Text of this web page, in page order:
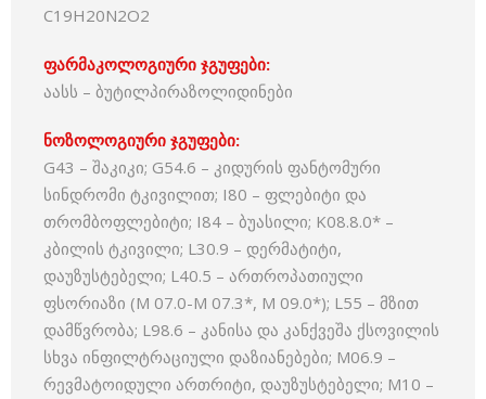
C19H20N2O2
ფარმაკოლოგიური ჯგუფები:
აასს – ბუტილპირაზოლიდინები
ნოზოლოგიური ჯგუფები:
G43 – შაკიკი; G54.6 – კიდურის ფანტომური
სინდრომი ტკივილით; I80 – ფლებიტი და
თრომბოფლებიტი; I84 – ბუასილი; K08.8.0* –
კბილის ტკივილი; L30.9 – დერმატიტი,
დაუზუსტებელი; L40.5 – ართროპათიული
ფსორიაზი (M 07.0-M 07.3*, M 09.0*); L55 – მზით
დამწვრობა; L98.6 – კანისა და კანქვეშა ქსოვილის
სხვა ინფილტრაციული დაზიანებები; M06.9 –
რევმატოიდული ართრიტი, დაუზუსტებელი; M10 –